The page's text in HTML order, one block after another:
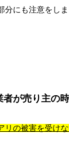
分にも注意をしま
が売り主の
の被害を受けな